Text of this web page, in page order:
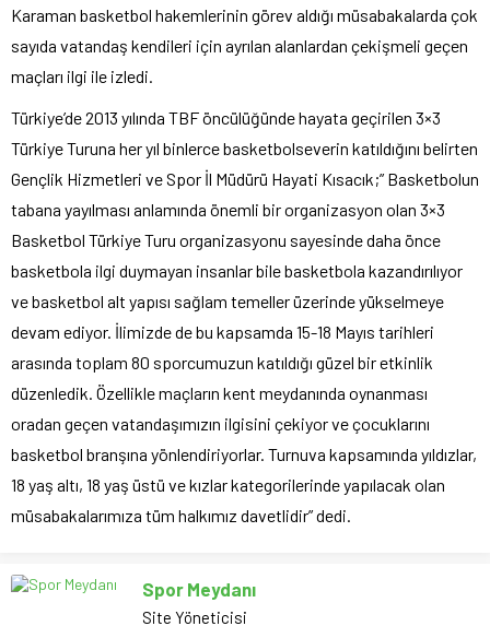
Karaman basketbol hakemlerinin görev aldığı müsabakalarda çok
sayıda vatandaş kendileri için ayrılan alanlardan çekişmeli geçen
maçları ilgi ile izledi.
Türkiye’de 2013 yılında TBF öncülüğünde hayata geçirilen 3×3
Türkiye Turuna her yıl binlerce basketbolseverin katıldığını belirten
Gençlik Hizmetleri ve Spor İl Müdürü Hayati Kısacık;” Basketbolun
tabana yayılması anlamında önemli bir organizasyon olan 3×3
Basketbol Türkiye Turu organizasyonu sayesinde daha önce
basketbola ilgi duymayan insanlar bile basketbola kazandırılıyor
ve basketbol alt yapısı sağlam temeller üzerinde yükselmeye
devam ediyor. İlimizde de bu kapsamda 15-18 Mayıs tarihleri
arasında toplam 80 sporcumuzun katıldığı güzel bir etkinlik
düzenledik. Özellikle maçların kent meydanında oynanması
oradan geçen vatandaşımızın ilgisini çekiyor ve çocuklarını
basketbol branşına yönlendiriyorlar. Turnuva kapsamında yıldızlar,
18 yaş altı, 18 yaş üstü ve kızlar kategorilerinde yapılacak olan
müsabakalarımıza tüm halkımız davetlidir” dedi.
Spor Meydanı
Site Yöneticisi